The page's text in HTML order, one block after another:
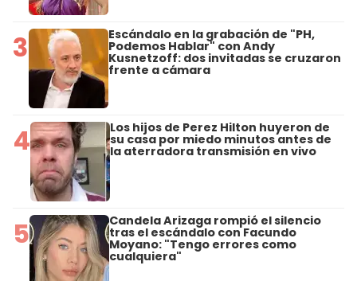
3 Escándalo en la grabación de "PH,
Podemos Hablar" con Andy
Kusnetzoff: dos invitadas se cruzaron
frente a cámara
4 Los hijos de Perez Hilton huyeron de
su casa por miedo minutos antes de
la aterradora transmisión en vivo
5 Candela Arizaga rompió el silencio
tras el escándalo con Facundo
Moyano: "Tengo errores como
cualquiera"